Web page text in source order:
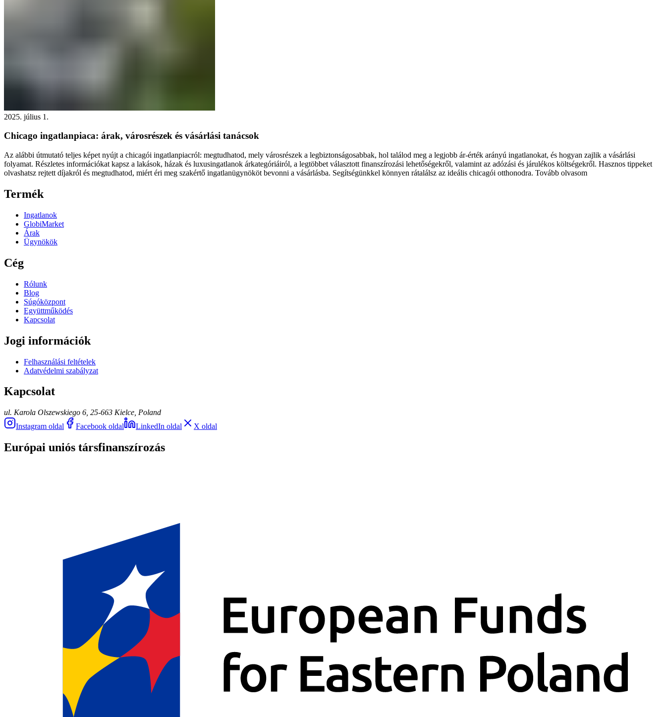
2025. július 1.
Chicago ingatlanpiaca: árak, városrészek és vásárlási tanácsok
Az alábbi útmutató teljes képet nyújt a chicagói ingatlanpiacról: megtudhatod, mely városrészek a legbiztonságosabbak, hol találod meg a legjobb ár-érték arányú ingatlanokat, és hogyan zajlik a vásárlási
folyamat. Részletes információkat kapsz a lakások, házak és luxusingatlanok árkategóriáiról, a legtöbbet választott finanszírozási lehetőségekről, valamint az adózási és járulékos költségekről. Hasznos tippeket
olvashatsz rejtett díjakról és megtudhatod, miért éri meg szakértő ingatlanügynököt bevonni a vásárlásba. Segítségünkkel könnyen rátalálsz az ideális chicagói otthonodra. Tovább olvasom
Termék
Ingatlanok
GlobiMarket
Árak
Ügynökök
Cég
Rólunk
Blog
Súgóközpont
Együttműködés
Kapcsolat
Jogi információk
Felhasználási feltételek
Adatvédelmi szabályzat
Kapcsolat
ul. Karola Olszewskiego 6, 25-663 Kielce, Poland
Instagram oldal
Facebook oldal LinkedIn oldal X oldal
Európai uniós társfinanszírozás